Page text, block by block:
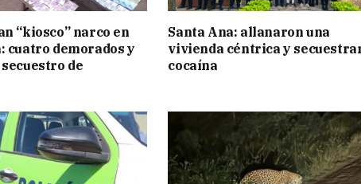
“kiosco” narco en
cuatro demorados y
de
Santa Ana: allanaron una
vivienda céntrica y
cocaína